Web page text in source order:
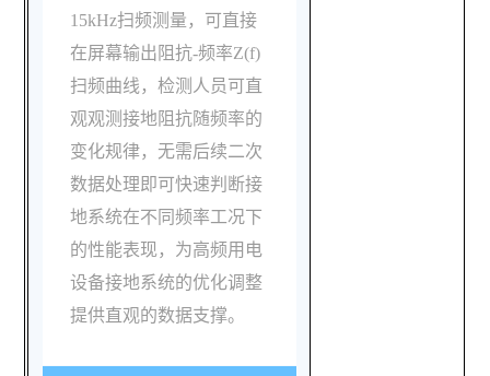
15kHz扫频测量，可直接
在屏幕输出阻抗-频率Z(f)
扫频曲线，检测人员可直
观观测接地阻抗随频率的
变化规律，无需后续二次
数据处理即可快速判断接
地系统在不同频率工况下
的性能表现，为高频用电
设备接地系统的优化调整
提供直观的数据支撑。